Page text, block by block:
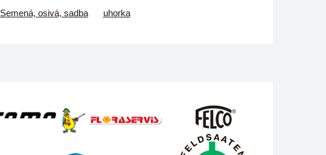
Semená, osivá, sadba uhorka